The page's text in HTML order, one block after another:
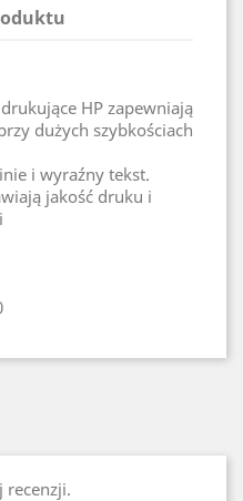
HP zapewniają
dużych szybkościach
i wyraźny tekst.
jakość druku i
recenzji.